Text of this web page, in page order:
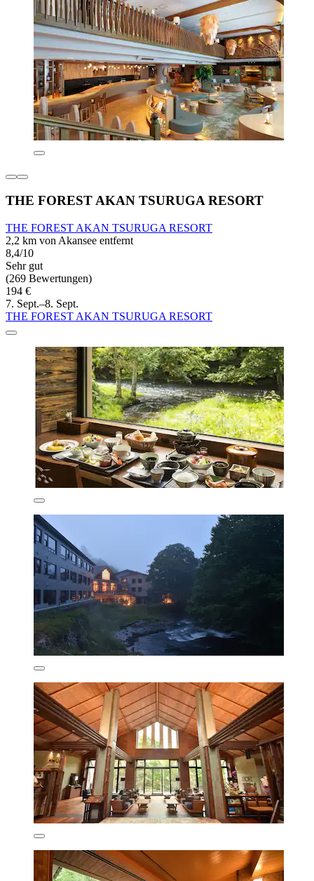
THE FOREST AKAN TSURUGA RESORT
THE FOREST AKAN TSURUGA RESORT
2,2 km von Akansee entfernt
8,4/10
Sehr gut
(269 Bewertungen)
194 €
7. Sept.–8. Sept.
THE FOREST AKAN TSURUGA RESORT